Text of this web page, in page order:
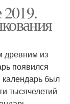
2019.
древним из
появился
был
тысячелетий